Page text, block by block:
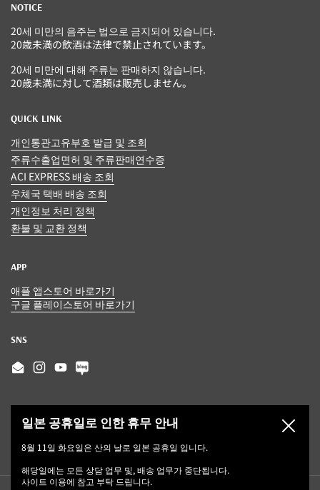
NOTICE
20세 미만의 음주는 법으로 금지되어 있습니다.
20歳未満の飲酒は法律で禁止されています。
20세 미만에 대해 주류는 판매하지 않습니다.
20歳未満に対して酒類は販売しません。
QUICK LINK
개인통관고유부호 발급 및 조회
주류수출업면허 및 주류판매연수증
ACI EXPRESS 배송 조회
우체국 택배 배송 조회
개인정보 처리 정책
환불 및 교환 정책
APP
애플 앱스토어 바로가기
구글 플레이스토어 바로가기
SNS
EmailInstagram
YouTube
일본 공휴일로 인한 휴무 안내
8월 11일 화요일은 산의 날로 일본 공휴일 입니다.
해당일에는 모든 상담 업무 및, 배송 업무가 중단됩니다.
사이트 이용에 참고 부탁 드립니다.
닫기